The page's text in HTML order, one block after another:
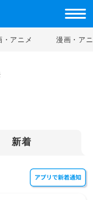
・アニメ 漫画・ア
新着